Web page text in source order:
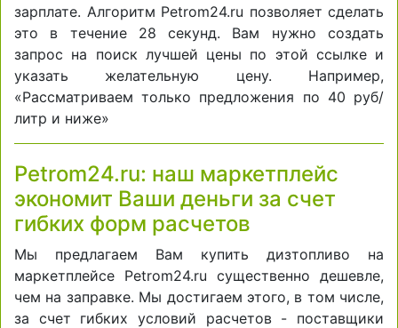
зарплате. Алгоритм Petrom24.ru позволяет сделать
это в течение 28 секунд. Вам нужно создать
запрос на поиск лучшей цены по этой ссылке и
указать желательную цену. Например,
«Рассматриваем только предложения по 40 руб/
литр и ниже»
Petrom24.ru: наш маркетплейс
экономит Ваши деньги за счет
гибких форм расчетов
Мы предлагаем Вам купить дизтопливо на
маркетплейсе Petrom24.ru существенно дешевле,
чем на заправке. Мы достигаем этого, в том числе,
за счет гибких условий расчетов - поставщики